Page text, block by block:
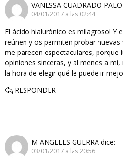
VANESSA CUADRADO
04/01/2017 a las 02:44
El ácido hialurónico es milagroso! Y
reúnen y os permiten probar
me parecen espectaculares, porque
opiniones sinceras, y al menos a
la hora de elegir qué le puede ir
RESPONDER
M ANGELES GUERRA dice:
03/01/2017 a las 20:56